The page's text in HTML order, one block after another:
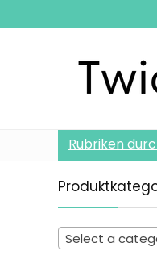
Rubriken
Select a